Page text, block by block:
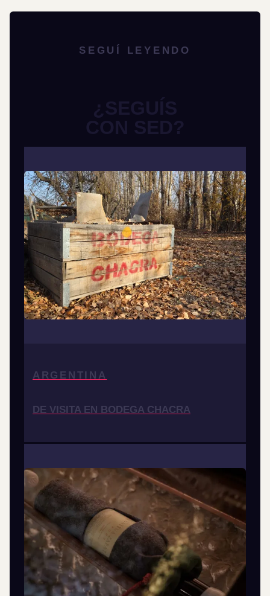
SEGUÍ LEYENDO
¿SEGUÍS
CON SED?
ARGENTINA
DE VISITA EN BODEGA CHACRA